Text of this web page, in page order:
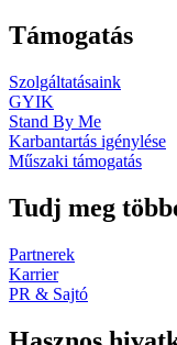
Támogatás
Szolgáltatásaink
GYIK
Stand By Me
Karbantartás igénylése
Műszaki támogatás
Tudj meg
Partnerek
Karrier
PR & Sajtó